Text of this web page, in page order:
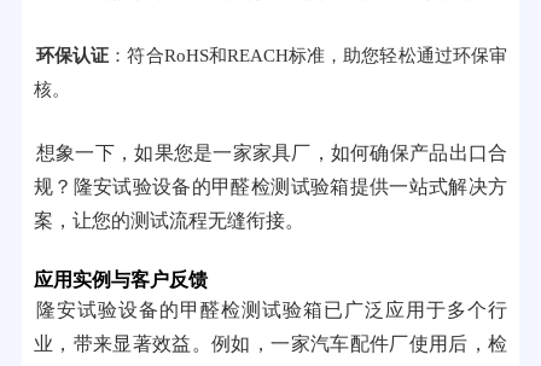
环保认证 ：符合RoHS和REACH标准，助您轻松通过环保审
核。
想象一下，如果您是一家家具厂，如何确保产品出口合
规？隆安试验设备的甲醛检测试验箱提供一站式解决方
案，让您的测试流程无缝衔接。
应用实例与客户反馈
隆安试验设备的甲醛检测试验箱已广泛应用于多个行
业，带来显著效益。例如，一家汽车配件厂使用后，检